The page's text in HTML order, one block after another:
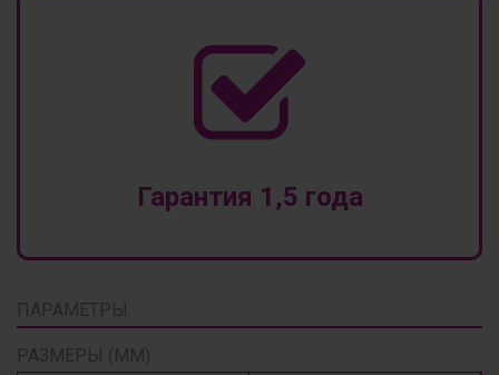
Гарантия 1,5 года
ПАРАМЕТРЫ:
РАЗМЕРЫ (ММ):